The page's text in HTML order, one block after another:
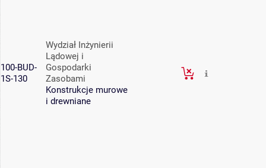
100-BUD-
1S-130
Wydział Inżynierii
Lądowej i
Gospodarki
Zasobami
Konstrukcje murowe
i drewniane